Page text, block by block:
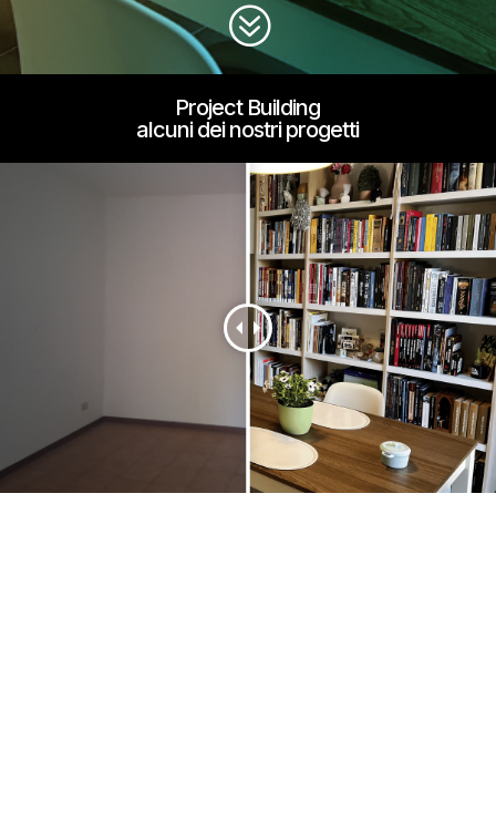
?
Project Building
alcuni dei nostri progetti